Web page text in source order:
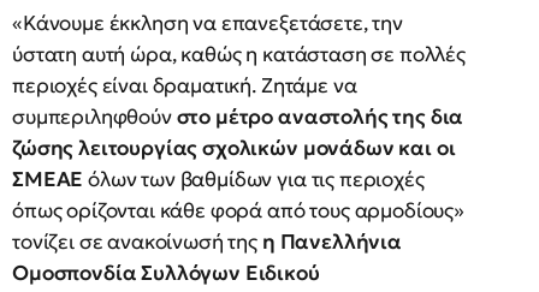
«Κάνουμε έκκληση να επανεξετάσετε, την
ύστατη αυτή ώρα, καθώς η κατάσταση σε πολλές
περιοχές είναι δραματική. Ζητάμε να
συμπεριληφθούνστο μέτρο αναστολής της δια
ζώσης λειτουργίας σχολικών μονάδων και οι
ΣΜΕΑΕ όλων των βαθμίδων για τις περιοχές
όπως ορίζονται κάθε φορά από τους αρμοδίους»
τονίζει σε ανακοίνωσή της η Πανελλήνια
Ομοσπονδία Συλλόγων Ειδικού